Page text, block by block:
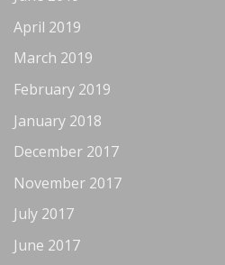
April 2019
March 2019
February 2019
January 2018
December 2017
November 2017
July 2017
June 2017